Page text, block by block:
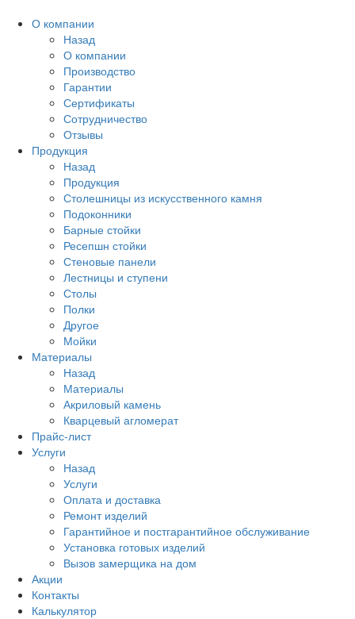
О компании
Назад
О компании
Производство
Гарантии
Сертификаты
Сотрудничество
Отзывы
Продукция
Назад
Продукция
Столешницы из искусственного камня
Подоконники
Барные стойки
Ресепшн стойки
Стеновые панели
Лестницы и ступени
Столы
Полки
Другое
Мойки
Материалы
Назад
Материалы
Акриловый камень
Кварцевый агломерат
Прайс-лист
Услуги
Назад
Услуги
Оплата и доставка
Ремонт изделий
Гарантийное и постгарантийное обслуживание
Установка готовых изделий
Вызов замерщика на дом
Акции
Контакты
Калькулятор